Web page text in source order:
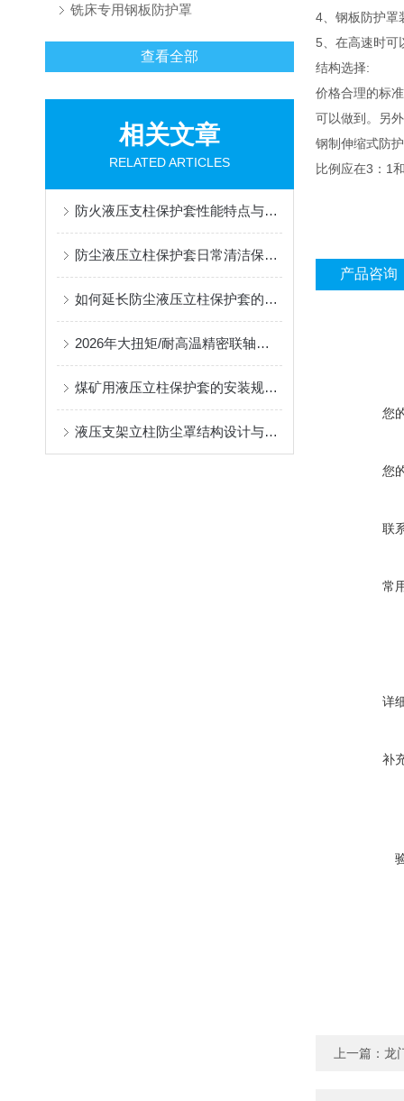
铣床专用钢板防护罩
查看全部
相关文章
RELATED ARTICLES
防火液压支柱保护套性能特点与阻燃防护应用
防尘液压立柱保护套日常清洁保养与更换规范
如何延长防尘液压立柱保护套的使用寿命？
2026年大扭矩/耐高温精密联轴器定制找哪家？能实现精准定制的优质厂家盘点
煤矿用液压立柱保护套的安装规范与使用寿命提升方案
液压支架立柱防尘罩结构设计与密封防护原理
4、钢板防护罩
5、在高速时可
结构选择:
价格合理的标
可以做到。另
钢制伸缩式防
比例应在3：1
产品咨询
您
您
联
常
详
补
上一篇： 龙